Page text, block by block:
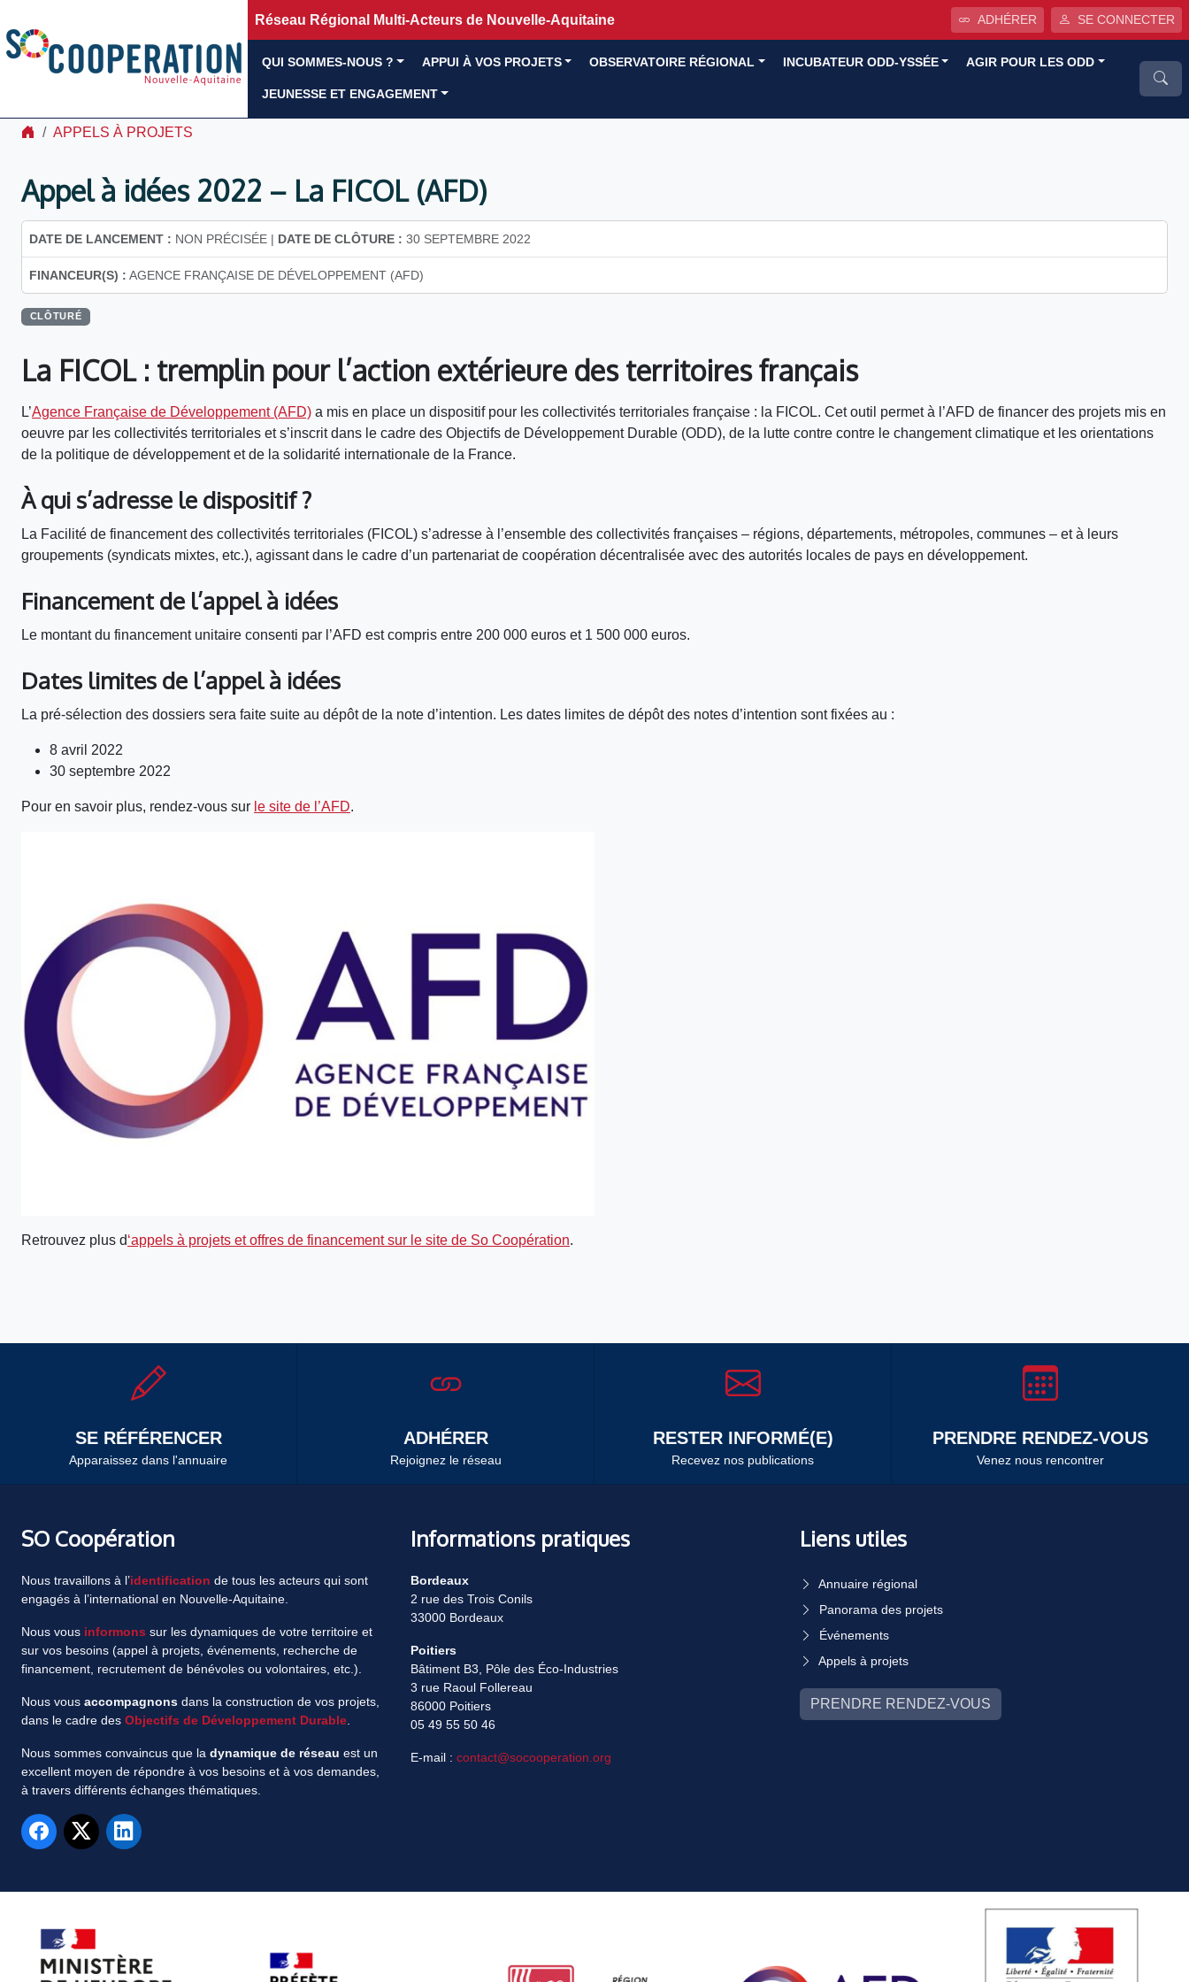
Réseau Régional Multi-Acteurs de Nouvelle-Aquitaine ADHÉRER SE CONNECTER
QUI SOMMES-NOUS ? APPUI À VOS PROJETS OBSERVATOIRE RÉGIONAL INCUBATEUR ODD-YSSÉE AGIR POUR LES ODD
JEUNESSE ET ENGAGEMENT
APPELS À PROJETS
Appel à idées 2022 – La FICOL (AFD)
DATE DE LANCEMENT : NON PRÉCISÉE | DATE DE CLÔTURE : 30 SEPTEMBRE 2022
FINANCEUR(S) : AGENCE FRANÇAISE DE DÉVELOPPEMENT (AFD)
CLÔTURÉ
La FICOL : tremplin pour l’action extérieure des territoires français
L’Agence Française de Développement (AFD) a mis en place un dispositif pour les collectivités territoriales française : la FICOL. Cet outil permet à l’AFD de financer des projets mis en
oeuvre par les collectivités territoriales et s’inscrit dans le cadre des Objectifs de Développement Durable (ODD), de la lutte contre contre le changement climatique et les orientations
de la politique de développement et de la solidarité internationale de la France.
À qui s’adresse le dispositif ?
La Facilité de financement des collectivités territoriales (FICOL) s’adresse à l’ensemble des collectivités françaises – régions, départements, métropoles, communes – et à leurs
groupements (syndicats mixtes, etc.), agissant dans le cadre d’un partenariat de coopération décentralisée avec des autorités locales de pays en développement.
Financement de l’appel à idées
Le montant du financement unitaire consenti par l’AFD est compris entre 200 000 euros et 1 500 000 euros.
Dates limites de l’appel à idées
La pré-sélection des dossiers sera faite suite au dépôt de la note d’intention. Les dates limites de dépôt des notes d’intention sont fixées au :
8 avril 2022
30 septembre 2022
Pour en savoir plus, rendez-vous sur le site de l’AFD.
Retrouvez plus d‘appels à projets et offres de financement sur le site de So Coopération.
SE RÉFÉRENCER
Apparaissez dans l'annuaire
ADHÉRER
Rejoignez le réseau
RESTER INFORMÉ(E)
Recevez nos publications
PRENDRE RENDEZ-VOUS
Venez nous rencontrer
SO Coopération
Nous travaillons à l’identification de tous les acteurs qui sont
engagés à l’international en Nouvelle-Aquitaine.
Nous vous informons sur les dynamiques de votre territoire et
sur vos besoins (appel à projets, événements, recherche de
financement, recrutement de bénévoles ou volontaires, etc.).
Nous vous accompagnons dans la construction de vos projets,
dans le cadre des Objectifs de Développement Durable
Nous sommes convaincus que la dynamique de réseau est un
excellent moyen de répondre à vos besoins et à vos demandes,
à travers différents échanges thématiques.
Informations pratiques
Bordeaux
2 rue des Trois Conils
33000 Bordeaux
Poitiers
Bâtiment B3, Pôle des Éco-Industries
3 rue Raoul Follereau
86000 Poitiers
05 49 55 50 46
E-mail : contact@socooperation.org
Liens utiles
Annuaire régional
Panorama des projets
Événements
Appels à projets
PRENDRE RENDEZ-VOUS